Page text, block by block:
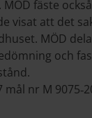
fäste
visat att det
MÖD
och
mål nr M